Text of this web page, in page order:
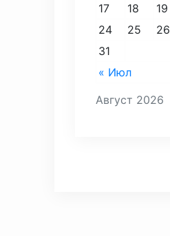
Август 2026
« Июл
17
18 19
24
25 26
31